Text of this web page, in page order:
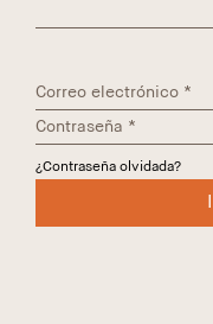
¿Contraseña olvidada?